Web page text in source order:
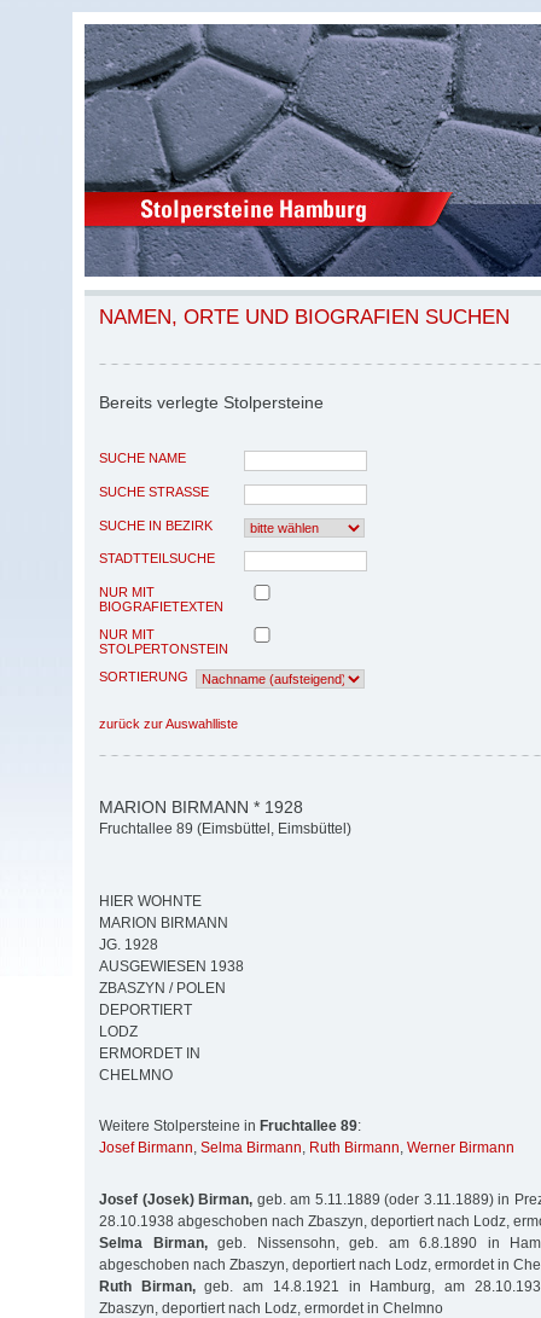
NAMEN, ORTE UND BIOGRAFIEN SUCHEN
Bereits verlegte Stolpersteine
SUCHE NAME
SUCHE STRASSE
SUCHE IN BEZIRK
STADTTEILSUCHE
NUR MIT
BIOGRAFIETEXTEN
NUR MIT
STOLPERTONSTEIN
SORTIERUNG
zurück zur Auswahlliste
MARION BIRMANN * 1928
Fruchtallee 89 (Eimsbüttel, Eimsbüttel)
HIER WOHNTE
MARION BIRMANN
JG. 1928
AUSGEWIESEN 1938
ZBASZYN / POLEN
DEPORTIERT
LODZ
ERMORDET IN
CHELMNO
Weitere Stolpersteine in Fruchtallee 89:
Josef Birmann, Selma Birmann, Ruth Birmann, Werner Birmann
Josef (Josek) Birman, geb. am 5.11.1889 (oder 3.11.1889) in
28.10.1938 abgeschoben nach Zbaszyn, deportiert nach Lodz,
Selma Birman,geb. Nissensohn, geb. am 6.8.1890 in
abgeschoben nach Zbaszyn, deportiert nach Lodz, ermordet in
Ruth Birman,geb. am 14.8.1921 in Hamburg, am
Zbaszyn, deportiert nach Lodz, ermordet in Chelmno